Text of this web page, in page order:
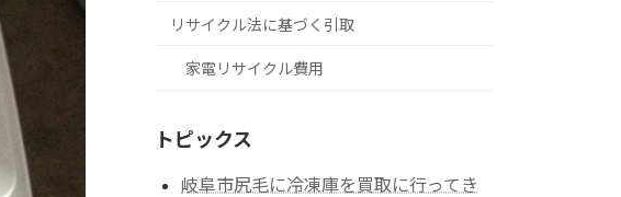
リサイクル法に基づく引取
家電リサイクル費用
トピックス
岐阜市尻毛に冷凍庫を買取に行ってき